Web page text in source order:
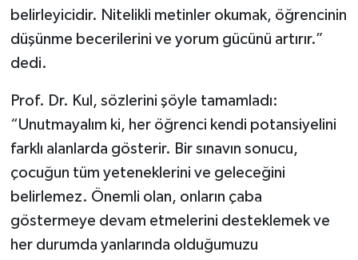
belirleyicidir. Nitelikli metinler okumak, öğrencinin
düşünme becerilerini ve yorum gücünü artırır.”
dedi.
Prof. Dr. Kul, sözlerini şöyle tamamladı:
“Unutmayalım ki, her öğrenci kendi potansiyelini
farklı alanlarda gösterir. Bir sınavın sonucu,
çocuğun tüm yeteneklerini ve geleceğini
belirlemez. Önemli olan, onların çaba
göstermeye devam etmelerini desteklemek ve
her durumda yanlarında olduğumuzu